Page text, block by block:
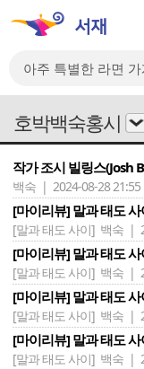
호박백숙홍시
작가 조시 빌링스(Josh
백숙 | 2024-08-28 21:55
[마이리뷰] 말과 태도 사
[말과 태도 사이] 백숙 |
[마이리뷰] 말과 태도 사
[말과 태도 사이] 백숙 |
[마이리뷰] 말과 태도 사
[말과 태도 사이] 백숙 |
[마이리뷰] 말과 태도 사
[말과 태도 사이] 백숙 |